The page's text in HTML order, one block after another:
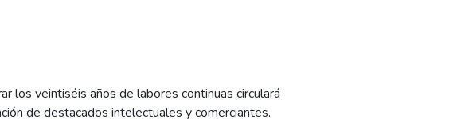
los veintiséis años de labores continuas circulará
de destacados intelectuales y comerciantes.